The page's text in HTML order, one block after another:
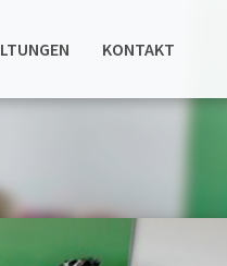
KONTAKT